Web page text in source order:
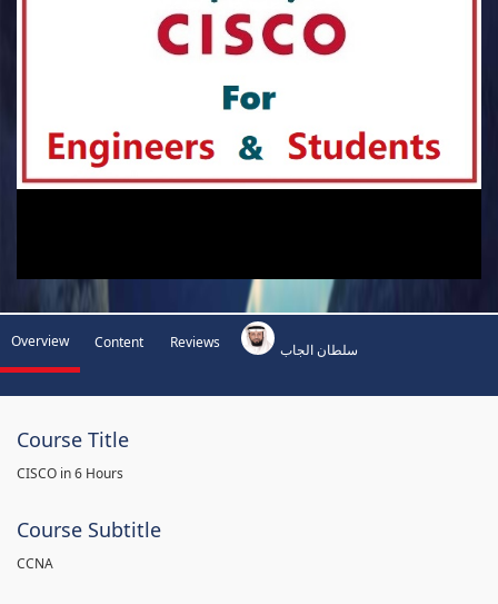
Overview Content Reviews سلطان الجاب
Course Title
CISCO in 6 Hours
Course Subtitle
CCNA